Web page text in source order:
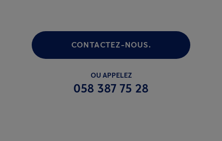
CONTACTEZ-NOUS.
OU APPELEZ
058 387 75 28